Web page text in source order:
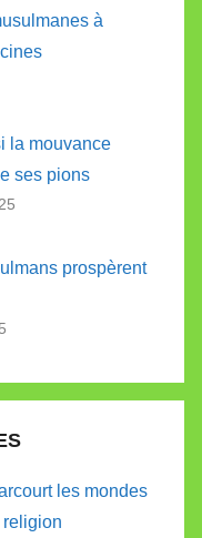
à
la mouvance
ses pions
prospèrent
les mondes
religion